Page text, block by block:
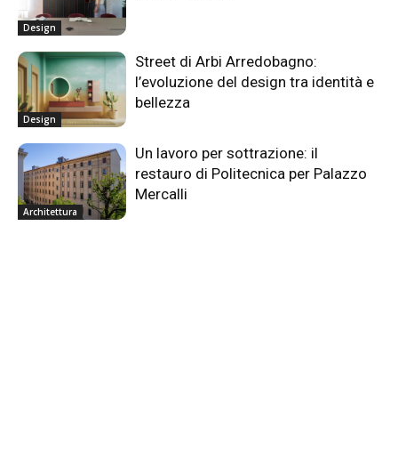
Design
Design
Street di Arbi Arredobagno:
l’evoluzione del design tra identità e
bellezza
Architettura
Un lavoro per sottrazione: il
restauro di Politecnica per Palazzo
Mercalli